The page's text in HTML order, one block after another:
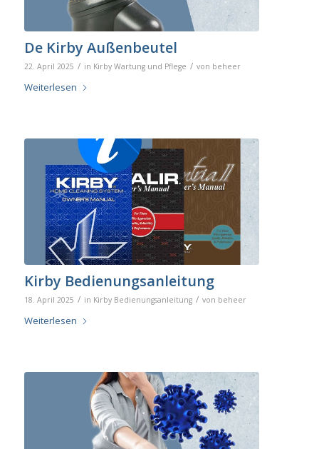
De Kirby Außenbeutel
22. April 2025 / in Kirby Wartung und Pflege / von beheer
Weiterlesen
Kirby Bedienungsanleitung
18. April 2025 / in Kirby Bedienungsanleitung / von beheer
Weiterlesen